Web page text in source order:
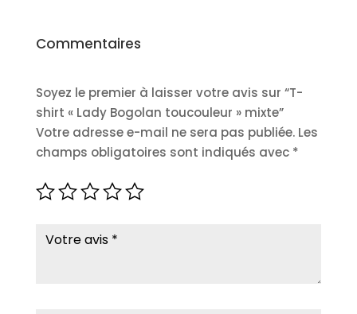
Commentaires
Soyez le premier à laisser votre avis sur “T-
shirt « Lady Bogolan toucouleur » mixte”
Votre adresse e-mail ne sera pas publiée. Les
champs obligatoires sont indiqués avec *